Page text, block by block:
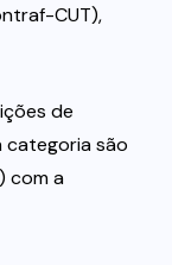
CUT),
de
categoria são
com a